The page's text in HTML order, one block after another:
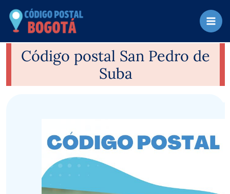
contenido
Código postal San Pedro de
Suba